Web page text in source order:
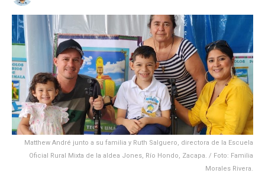
Matthew André junto a su familia y Ruth Salguero, directora de la Escuela
Oficial Rural Mixta de la aldea Jones, Río Hondo, Zacapa. / Foto: Familia
Morales Rivera.